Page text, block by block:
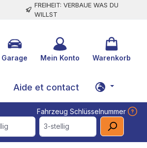
FREIHEIT: VERBAUE WAS DU
WILLST
Garage Mein Konto Warenkorb
Aide et contact
Fahrzeug Schlüsselnummer
3-stellig